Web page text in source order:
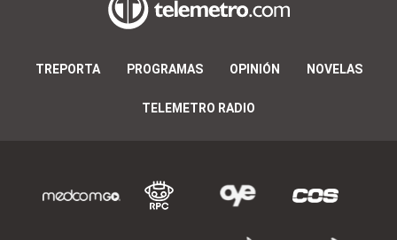
TREPORTA PROGRAMAS OPINIÓN NOVELAS
TELEMETRO RADIO